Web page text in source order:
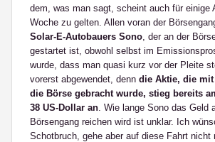
dem, was man sagt, scheint auch für einige
Woche zu gelten. Allen voran der
Solar-E-Autobauers Sono, der an der
gestartet ist, obwohl selbst im
wurde, dass man quasi kurz vor der Pleite
vorerst abgewendet, denn die Aktie, die mit
die Börse gebracht wurde, stieg bereits
38 US-Dollar an. Wie lange Sono das Geld
Börsengang reichen wird ist unklar. Ich
Schotbruch, gehe aber auf diese Fahrt nicht